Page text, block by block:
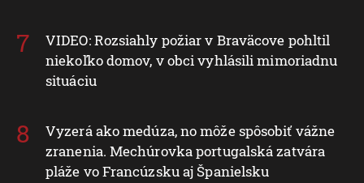
VIDEO: Rozsiahly požiar v Braväcove pohltil
niekoľko domov, v obci vyhlásili mimoriadnu
situáciu
Vyzerá ako medúza, no môže spôsobiť vážne
zranenia. Mechúrovka portugalská zatvára
pláže vo Francúzsku aj Španielsku